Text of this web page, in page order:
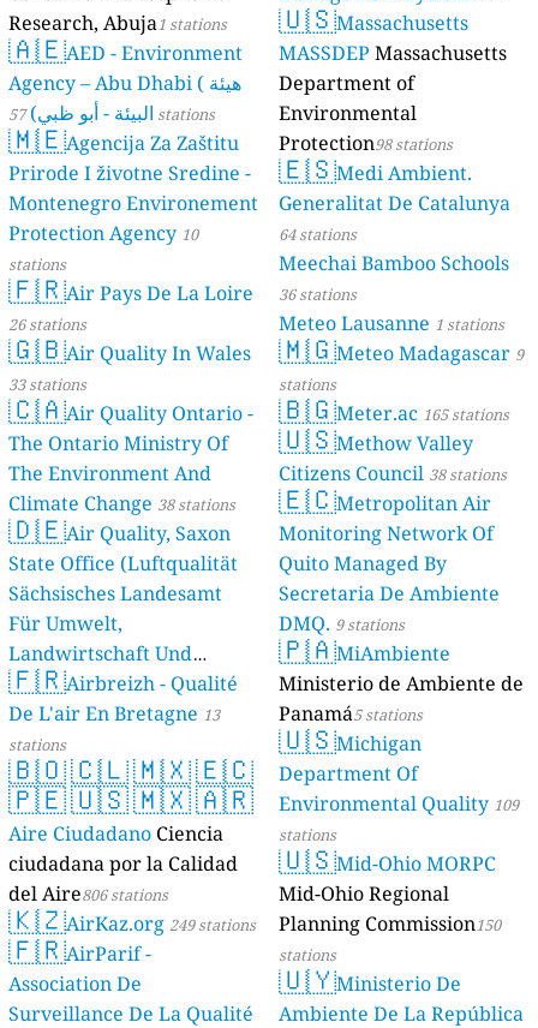
Research, Abuja1 stations
🇦🇪AED - Environment
Agency – Abu Dhabi ( هيئة
البيئة - أبو ظبي) 57 stations
🇲🇪Agencija Za Zaštitu
Prirode I životne Sredine -
Montenegro Environement
Protection Agency 10
stations
🇫🇷Air Pays De La Loire
26 stations
🇬🇧Air Quality In Wales
33 stations
🇨🇦Air Quality Ontario -
The Ontario Ministry Of
The Environment And
Climate Change 38 stations
🇩🇪Air Quality, Saxon
State Office (Luftqualität
Sächsisches Landesamt
Für Umwelt,
Landwirtschaft Und
Geologie) 50 stations
🇫🇷Airbreizh - Qualité
De L'air En Bretagne 13
stations
🇧🇴🇨🇱🇲🇽🇪🇨
🇵🇪🇺🇸🇲🇽🇦🇷
Aire Ciudadano Ciencia
ciudadana por la Calidad
del Aire806 stations
🇰🇿AirKaz.org 249 stations
🇫🇷AirParif -
Association De
Surveillance De La Qualité
stations
🇺🇸Massachusetts
MASSDEP Massachusetts
Department of
Environmental
Protection98 stations
🇪🇸Medi Ambient.
Generalitat De Catalunya
64 stations
Meechai Bamboo Schools
36 stations
Meteo Lausanne 1 stations
🇲🇬Meteo Madagascar 9
stations
🇧🇬Meter.ac 165 stations
🇺🇸Methow Valley
Citizens Council 38 stations
🇪🇨Metropolitan Air
Monitoring Network Of
Quito Managed By
Secretaria De Ambiente
DMQ. 9 stations
🇵🇦MiAmbiente
Ministerio de Ambiente de
Panamá5 stations
🇺🇸Michigan
Department Of
Environmental Quality 109
stations
🇺🇸Mid-Ohio MORPC
Mid-Ohio Regional
Planning Commission150
stations
🇺🇾Ministerio De
Ambiente De La República